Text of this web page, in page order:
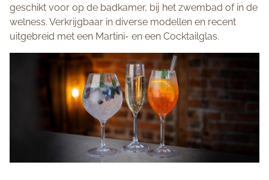
geschikt voor op de badkamer, bij het zwembad of in de
welness. Verkrijgbaar in diverse modellen en recent
uitgebreid met een Martini- en een Cocktailglas.